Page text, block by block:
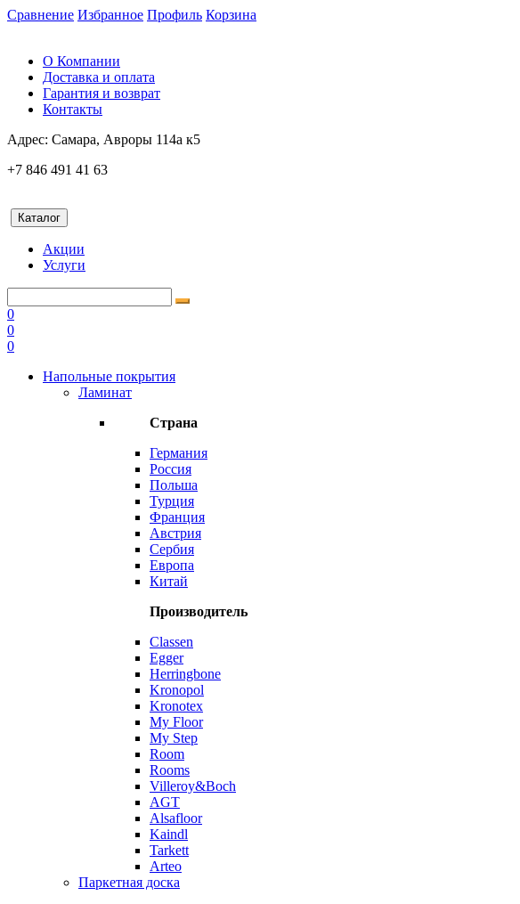
Сравнение Избранное Профиль Корзина
О Компании
Доставка и оплата
Гарантия и возврат
Контакты
Адрес: Самара, Авроры 114а к5
+7 846 491 41 63
Каталог
Акции
Услуги
0
0
0
Напольные покрытия
Ламинат
Страна
Германия
Россия
Польша
Турция
Франция
Австрия
Сербия
Европа
Китай
Производитель
Classen
Egger
Herringbone
Kronopol
Kronotex
My Floor
My Step
Room
Rooms
Villeroy&Boch
AGT
Alsafloor
Kaindl
Tarkett
Arteo
Паркетная доска